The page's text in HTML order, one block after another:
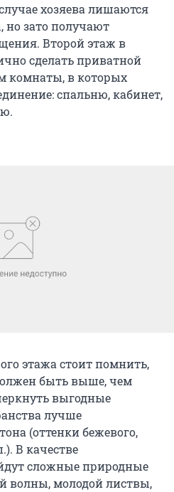
хозяева лишаются
но зато получают
Второй этаж в
сделать приватной
комнаты, в которых
спальню, кабинет,
этажа стоит помнить,
быть выше, чем
выгодные
лучше
(оттенки бежевого,
В качестве
сложные природные
волны, молодой листвы,